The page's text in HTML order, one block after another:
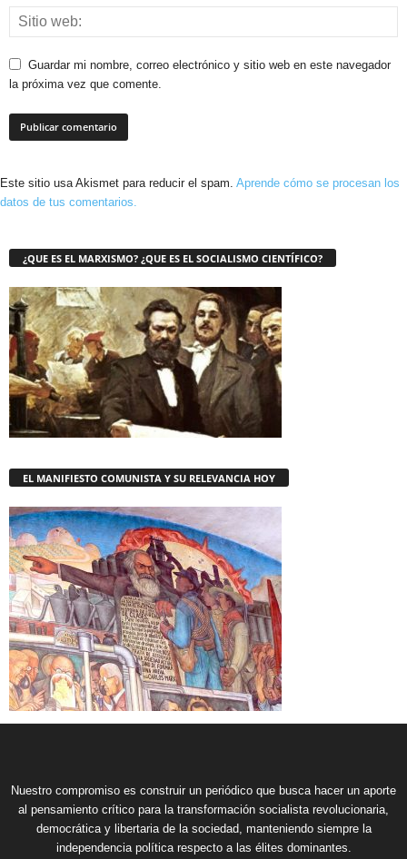
Guardar mi nombre, correo electrónico y sitio web en este navegador
la próxima vez que comente.
Este sitio usa Akismet para reducir el spam. Aprende cómo se procesan los
datos de tus comentarios.
¿QUE ES EL MARXISMO? ¿QUE ES EL SOCIALISMO CIENTÍFICO?
EL MANIFIESTO COMUNISTA Y SU RELEVANCIA HOY
Nuestro compromiso es construir un periódico que busca hacer un aporte
al pensamiento crítico para la transformación socialista revolucionaria,
democrática y libertaria de la sociedad, manteniendo siempre la
independencia política respecto a las élites dominantes.